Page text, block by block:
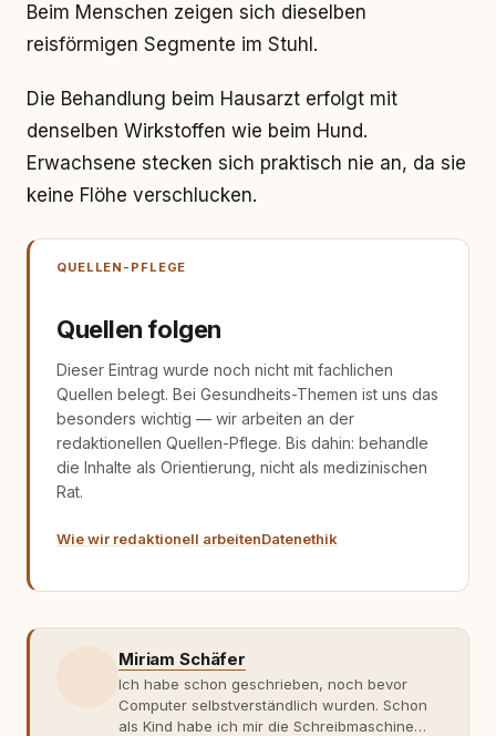
Beim Menschen zeigen sich dieselben
reisförmigen Segmente im Stuhl.
Die Behandlung beim Hausarzt erfolgt mit
denselben Wirkstoffen wie beim Hund.
Erwachsene stecken sich praktisch nie an, da sie
keine Flöhe verschlucken.
QUELLEN-PFLEGE
Quellen folgen
Dieser Eintrag wurde noch nicht mit fachlichen
Quellen belegt. Bei Gesundheits-Themen ist uns das
besonders wichtig — wir arbeiten an der
redaktionellen Quellen-Pflege. Bis dahin: behandle
die Inhalte als Orientierung, nicht als medizinischen
Rat.
Wie wir redaktionell arbeitenDatenethik
Miriam Schäfer
Ich habe schon geschrieben, noch bevor
Computer selbstverständlich wurden. Schon
als Kind habe ich mir die Schreibmaschine